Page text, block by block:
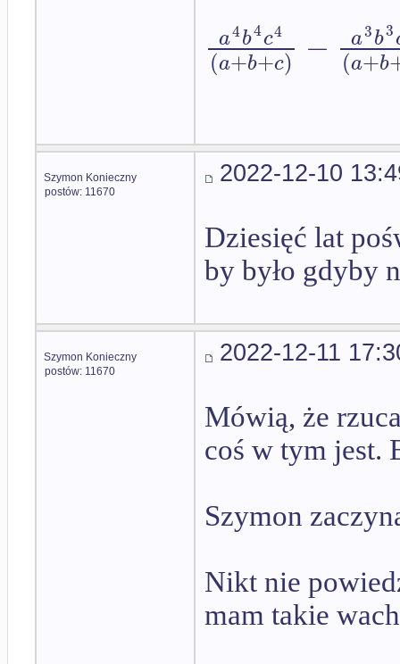
a4b4c4
(a+b+c) − a3b3
(a+b
Szymon Konieczny
postów: 11670
2022-12-10
Dziesięć lat
by było gdyby
Szymon Konieczny
postów: 11670
2022-12-11
Mówią, że
coś w tym jest.
Szymon
Nikt nie
mam takie